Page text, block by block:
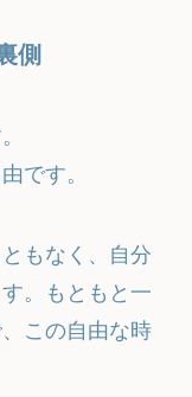
側
です。
もなく、自分
。もともと一
この自由な時